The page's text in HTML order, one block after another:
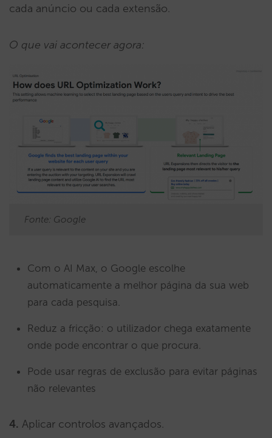
cada anúncio ou cada extensão.
O que vai acontecer agora:
Fonte: Google
Com o AI Max, o Google escolhe
automaticamente a melhor página da sua web
para cada pesquisa.
Reduz a fricção: o utilizador chega exatamente
onde pode encontrar o que procura.
Pode usar regras de exclusão para evitar páginas
não relevantes
4. Aplicar controlos avançados.